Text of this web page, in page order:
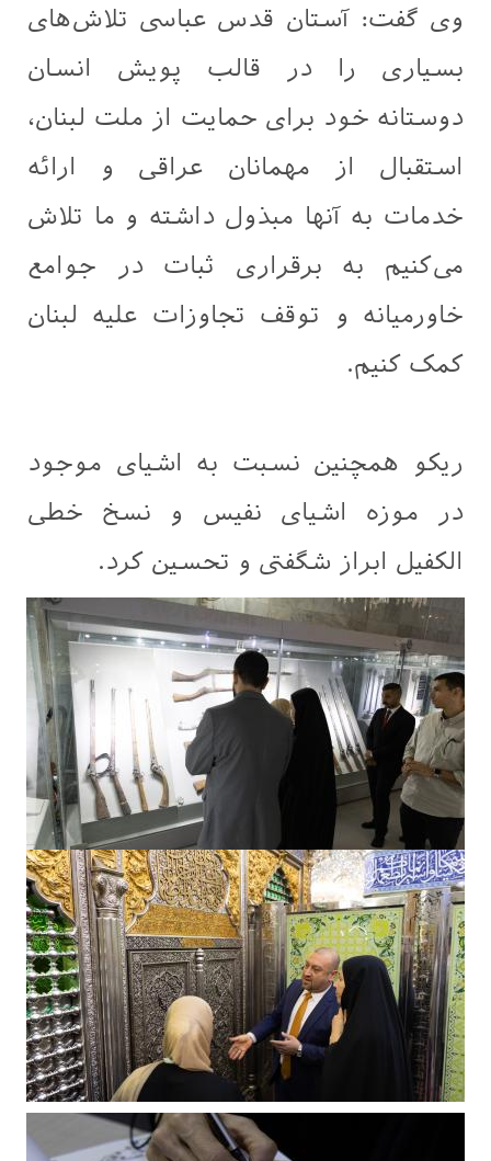
وی گفت: آستان قدس عباسی تلاش‌های
بسیاری را در قالب پویش انسان
دوستانه خود برای حمایت از ملت لبنان،
استقبال از مهمانان عراقی و ارائه
خدمات به آنها مبذول داشته و ما تلاش
می‌کنیم به برقراری ثبات در جوامع
خاورمیانه و توقف تجاوزات علیه لبنان
کمک کنیم.
ریکو همچنین نسبت به اشیای موجود
در موزه اشیای نفیس و نسخ خطی
الکفیل ابراز شگفتی و تحسین کرد.